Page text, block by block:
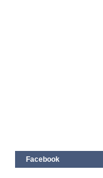
Facebook